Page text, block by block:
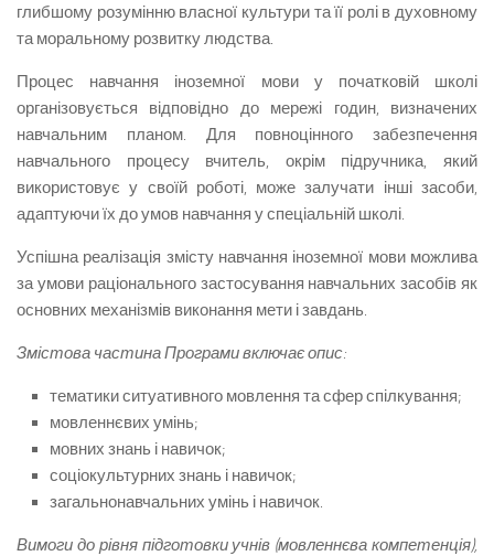
глибшому розумінню власної культури та її ролі в духовному
та моральному розвитку людства.
Процес навчання іноземної мови у початковій школі
організовується відповідно до мережі годин, визначених
навчальним планом. Для повноцінного забезпечення
навчального процесу вчитель, окрім підручника, який
використовує у своїй роботі, може залучати інші засоби,
адаптуючи їх до умов навчання у спеціальній школі.
Успішна реалізація змісту навчання іноземної мови можлива
за умови раціонального застосування навчальних засобів як
основних механізмів виконання мети і завдань.
Змістова частина Програми включає опис:
тематики ситуативного мовлення та сфер спілкування;
мовленнєвих умінь;
мовних знань і навичок;
соціокультурних знань і навичок;
загальнонавчальних умінь і навичок.
Вимоги до рівня підготовки учнів (мовленнєва компетенція),